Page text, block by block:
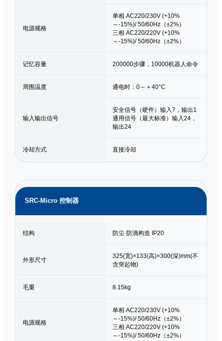
电源规格
单相 AC220/230V (+10%
～-15%)/ 50/60Hz（±2%）
三相 AC220/220V (+10%
～-15%)/ 50/60Hz（±2%）
记忆容量 200000步骤，10000机器人命令
周围温度 通电时：0～＋40°C
输入输出信号
安全信号（硬件）输入7，输出1
通用信号（最大标准）输入24，
输出24
冷却方式 直接冷却
SRC-Micro 控制器
结构 防尘·防滴构造 IP20
外形尺寸
325(宽)×133(高)×300(深)mm(不
含突起物)
毛重 8.15kg
电源规格
单相 AC220/230V (+10%
～-15%)/ 50/60Hz（±2%）
三相 AC220/220V (+10%
～-15%)/ 50/60Hz（±2%）